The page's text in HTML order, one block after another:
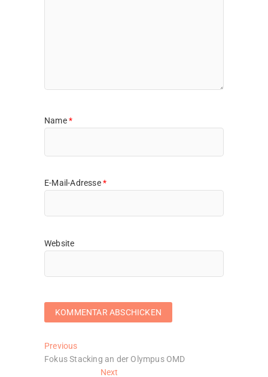
Name*
E-Mail-Adresse*
Website
Beitragsnavigation
PreviousPrevious
post:
Fokus Stacking an der Olympus OMD
Next